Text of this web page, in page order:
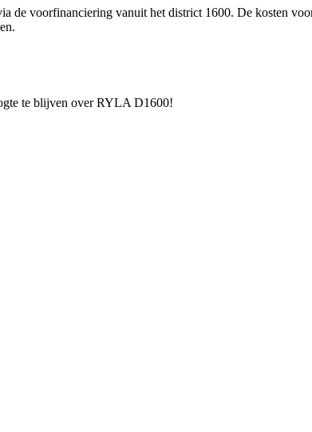
voorfinanciering vanuit het district 1600. De kosten
te blijven over RYLA D1600!